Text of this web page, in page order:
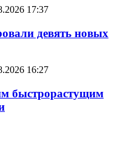
17:37
девять новых
16:27
быстрорастущим